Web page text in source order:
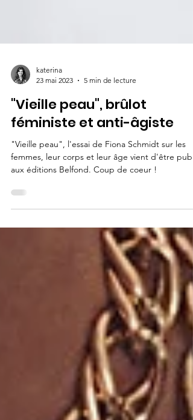
katerina
23 mai 2023
5 min de lecture
"Vieille peau", brûlot
féministe et anti-âgiste
"Vieille peau", l'essai de Fiona Schmidt sur les
aux éditions Belfond. Coup de coeur !